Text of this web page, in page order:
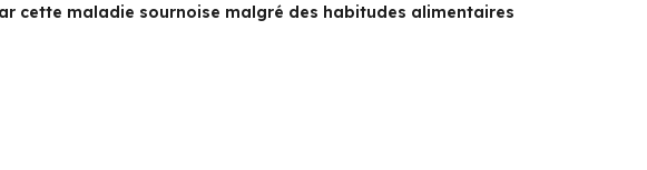
cette maladie sournoise malgré des habitudes alimentaires